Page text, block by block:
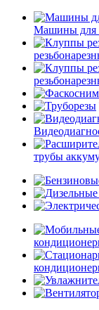
Машины для
трубы